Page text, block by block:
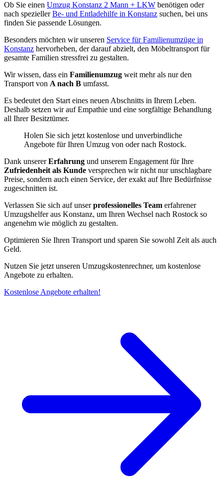
Ob Sie einen Umzug Konstanz 2 Mann + LKW benötigen oder
nach speziellerBe- und Entladehilfe in Konstanz suchen, bei uns
finden Sie passende Lösungen.
Besonders möchten wir unseren Service für Familienumzüge in
Konstanz hervorheben, der darauf abzielt, den Möbeltransport für
gesamte Familien stressfrei zu gestalten.
Wir wissen, dass ein Familienumzug weit mehr als nur den
Transport von A nach B umfasst.
Es bedeutet den Start eines neuen Abschnitts in Ihrem Leben.
Deshalb setzen wir auf Empathie und eine sorgfältige Behandlung
all Ihrer Besitztümer.
Holen Sie sich jetzt kostenlose und unverbindliche
Angebote für Ihren Umzug von oder nach Rostock.
Dank unsererErfahrung und unserem Engagement für Ihre
Zufriedenheit als Kunde versprechen wir nicht nur unschlagbare
Preise, sondern auch einen Service, der exakt auf Ihre Bedürfnisse
zugeschnitten ist.
Verlassen Sie sich auf unserprofessionelles Team erfahrener
Umzugshelfer aus Konstanz, um Ihren Wechsel nach Rostock so
angenehm wie möglich zu gestalten.
Optimieren Sie Ihren Transport und sparen Sie sowohl Zeit als auch
Geld.
Nutzen Sie jetzt unseren Umzugskostenrechner, um kostenlose
Angebote zu erhalten.
Kostenlose Angebote erhalten!